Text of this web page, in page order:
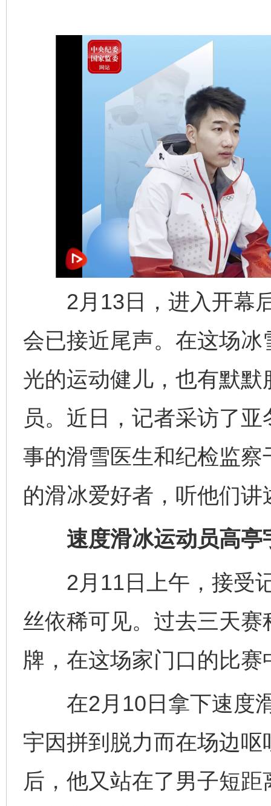
2月13日，进入开幕后
会已接近尾声。在这场
光的运动健儿，也有默
员。近日，记者采访了
事的滑雪医生和纪检监察
的滑冰爱好者，听他们
速度滑冰运动员高亭
2月11日上午，接受记
丝依稀可见。过去三天
牌，在这场家门口的比赛
在2月10日拿下速度滑
宇因拼到脱力而在场边
后，他又站在了男子短